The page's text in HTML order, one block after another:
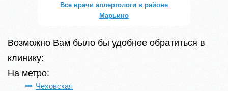
Все врачи аллергологи в районе
Марьино
Возможно Вам было бы удобнее обратиться в
клинику:
На метро:
Чеховская